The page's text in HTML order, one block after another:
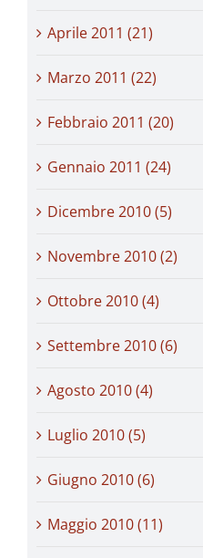
Aprile 2011 (21)
Marzo 2011 (22)
Febbraio 2011 (20)
Gennaio 2011 (24)
Dicembre 2010 (5)
Novembre 2010 (2)
Ottobre 2010 (4)
Settembre 2010 (6)
Agosto 2010 (4)
Luglio 2010 (5)
Giugno 2010 (6)
Maggio 2010 (11)